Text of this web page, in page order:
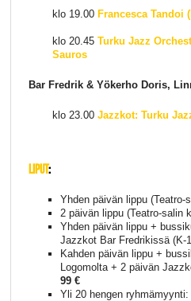
klo 19.00 Francesca Tandoi
klo 20.45 Turku Jazz
Sauros
Bar Fredrik & Yökerho Doris,
klo 23.00 Jazzkot: Turku
LIPUT:
Yhden päivän lippu (Teatro-
2 päivän lippu (Teatro-salin
Yhden päivän lippu +
Jazzkot Bar Fredrikissä (K-
Kahden päivän lippu +
Logomolta + 2 päivän
99 €
Yli 20 hengen ryhmämyynti: